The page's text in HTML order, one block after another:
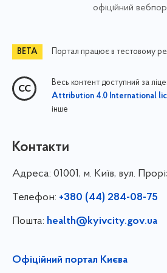
офіційний
Портал працює в тестовому
Весь контент доступний за
Attribution 4.0 International
інше
Контакти
Адреса: 01001, м. Київ, вул.
Телефон: +380 (44) 284-08-75
Пошта: health@kyivcity.gov.ua
Офіційний портал Києва